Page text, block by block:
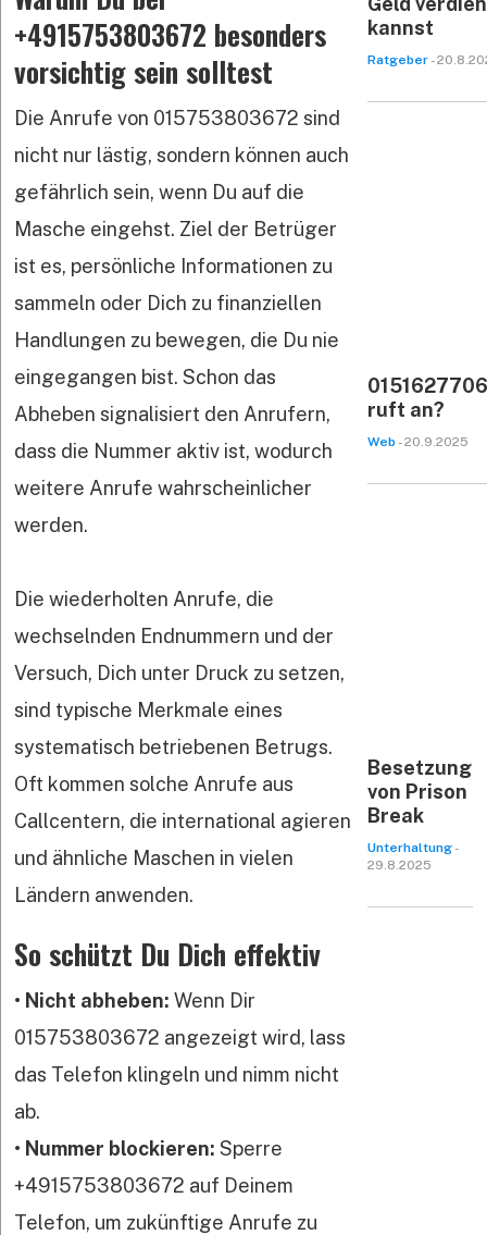
+4915753803672 besonders
vorsichtig sein solltest
Die Anrufe von 015753803672 sind
nicht nur lästig, sondern können auch
gefährlich sein, wenn Du auf die
Masche eingehst. Ziel der Betrüger
ist es, persönliche Informationen zu
sammeln oder Dich zu finanziellen
Handlungen zu bewegen, die Du nie
eingegangen bist. Schon das
Abheben signalisiert den Anrufern,
dass die Nummer aktiv ist, wodurch
weitere Anrufe wahrscheinlicher
werden.
Die wiederholten Anrufe, die
wechselnden Endnummern und der
Versuch, Dich unter Druck zu setzen,
sind typische Merkmale eines
systematisch betriebenen Betrugs.
Oft kommen solche Anrufe aus
Callcentern, die international agieren
und ähnliche Maschen in vielen
Ländern anwenden.
So schützt Du Dich effektiv
• Nicht abheben: Wenn Dir
015753803672 angezeigt wird, lass
das Telefon klingeln und nimm nicht
ab.
• Nummer blockieren: Sperre
+4915753803672 auf Deinem
Telefon, um zukünftige Anrufe zu
kannst
Ratgeber-
ruft an?
Web - 20.9.2025
Besetzung
von Prison
Break
Unterhaltung-
29.8.2025